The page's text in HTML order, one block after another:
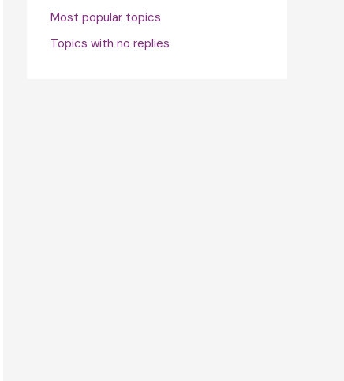
Most popular topics
Topics with no replies